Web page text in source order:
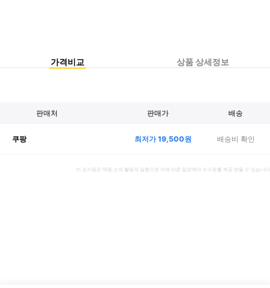
가격비교 상품 상세정보
판매처 판매가 배송
쿠팡 최저가19,500원 배송비 확인
이 포스팅은 제품 소개 활동의 일환으로 이에 따른 일정액의 수수료를 제공 받을 수 있습니다